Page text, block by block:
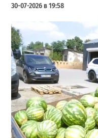
30-07-2026 в 19:58